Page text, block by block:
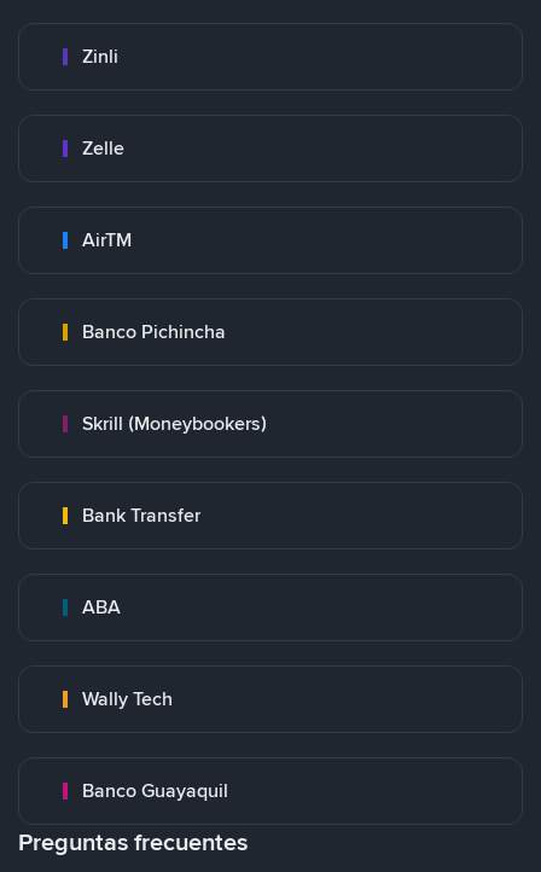
Zinli
Zelle
AirTM
Banco Pichincha
Skrill (Moneybookers)
Bank Transfer
ABA
Wally Tech
Banco Guayaquil
Preguntas frecuentes